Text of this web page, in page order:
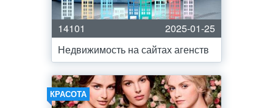
14101
2025-01-25
Недвижимость на сайтах агенств
КРАСОТА